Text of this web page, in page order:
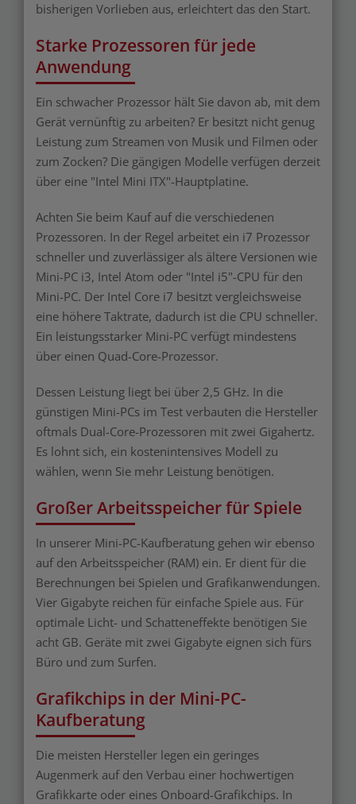
bisherigen Vorlieben aus, erleichtert das den Start.
Starke Prozessoren für jede
Anwendung
Ein schwacher Prozessor hält Sie davon ab, mit dem
Gerät vernünftig zu arbeiten? Er besitzt nicht genug
Leistung zum Streamen von Musik und Filmen oder
zum Zocken? Die gängigen Modelle verfügen derzeit
über eine "Intel Mini ITX"-Hauptplatine.
Achten Sie beim Kauf auf die verschiedenen
Prozessoren. In der Regel arbeitet ein i7 Prozessor
schneller und zuverlässiger als ältere Versionen wie
Mini-PC i3, Intel Atom oder "Intel i5"-CPU für den
Mini-PC. Der Intel Core i7 besitzt vergleichsweise
eine höhere Taktrate, dadurch ist die CPU schneller.
Ein leistungsstarker Mini-PC verfügt mindestens
über einen Quad-Core-Prozessor.
Dessen Leistung liegt bei über 2,5 GHz. In die
günstigen Mini-PCs im Test verbauten die Hersteller
oftmals Dual-Core-Prozessoren mit zwei Gigahertz.
Es lohnt sich, ein kostenintensives Modell zu
wählen, wenn Sie mehr Leistung benötigen.
Großer Arbeitsspeicher für Spiele
In unserer Mini-PC-Kaufberatung gehen wir ebenso
auf den Arbeitsspeicher (RAM) ein. Er dient für die
Berechnungen bei Spielen und Grafikanwendungen.
Vier Gigabyte reichen für einfache Spiele aus. Für
optimale Licht- und Schatteneffekte benötigen Sie
acht GB. Geräte mit zwei Gigabyte eignen sich fürs
Büro und zum Surfen.
Grafikchips in der Mini-PC-
Kaufberatung
Die meisten Hersteller legen ein geringes
Augenmerk auf den Verbau einer hochwertigen
Grafikkarte oder eines Onboard-Grafikchips. In